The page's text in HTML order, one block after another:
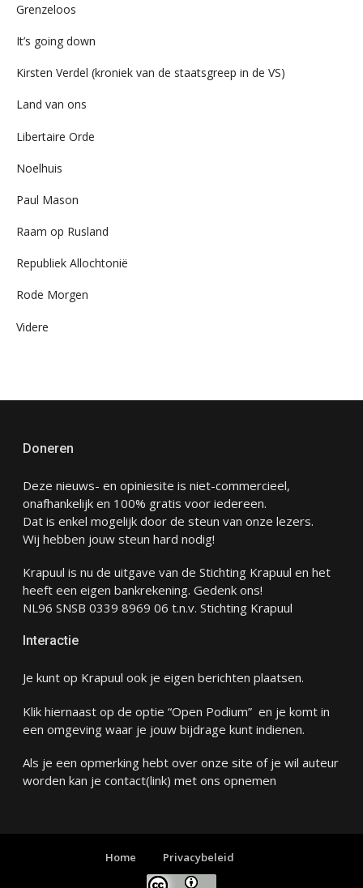
Grenzeloos
It’s going down
Kirsten Verdel (kroniek van de staatsgreep in de VS)
Land van ons
Libertaire Orde
Noelhuis
Paul Mason
Raam op Rusland
Republiek Allochtonië
Rode Morgen
Videre
Doneren
Deze nieuws- en opiniesite is niet-commercieel,
onafhankelijk en 100% gratis voor iedereen.
Dat is enkel mogelijk door de steun van onze lezers.
Wij hebben jouw steun hard nodig!
Krapuul is nu de uitgave van de Stichting Krapuul en het
heeft een eigen bankrekening. Gedenk ons!
NL96 SNSB 0339 8969 06 t.n.v. Stichting Krapuul
Interactie
Je kunt op Krapuul ook je eigen berichten plaatsen.
Klik hiernaast op de optie “Open Podium” en je komt in
een omgeving waar je jouw bijdrage kunt indienen.
Als je een opmerking hebt over onze site of je wil auteur
worden kan je contact(link) met ons opnemen
Home Privacybeleid